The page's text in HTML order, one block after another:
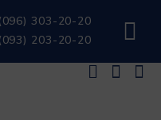
303-20-20
203-20-20